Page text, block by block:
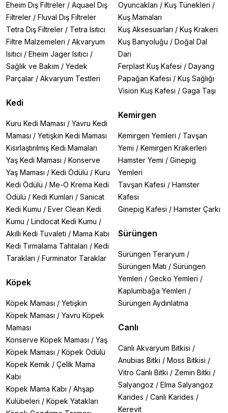
Eheim Dış Filtreler / Aquael Dış
Filtreler / Fluval Dış Filtreler
Tetra Dış Filtreler / Tetra Isıtıcı
Filtre Malzemeleri / Akvaryum
Isıtıcı / Eheim Jager Isıtıcı /
Sağlık ve Bakım / Yedek
Parçalar / Akvaryum Testleri
Kedi
Kuru Kedi Maması / Yavru Kedi
Maması / Yetişkin Kedi Maması
Kısırlaştırılmış Kedi Mamaları
Yaş Kedi Maması / Konserve
Yaş Maması / Kedi Ödülü / Kuru
Kedi Ödülü / Me-O Krema Kedi
Ödülü / Kedi Kumları / Sanicat
Kedi Kumu / Ever Clean Kedi
Kumu / Lindocat Kedi Kumu /
Akıllı Kedi Tuvaleti / Mama Kabı
Kedi Tırmalama Tahtaları / Kedi
Tarakları / Furminator Taraklar
Köpek
Köpek Maması / Yetişkin
Köpek Maması / Yavru Köpek
Maması
Konserve Köpek Maması / Yaş
Köpek Maması / Köpek Ödülü
Köpek Kemik / Çelik Mama
Kabı
Köpek Mama Kabı / Ahşap
Kulübeleri / Köpek Yatakları
Oyuncakları / Kuş Tünekleri /
Kuş Mamaları
Kuş Aksesuarları / Kuş Krakeri
Kuş Banyoluğu / Doğal Dal
Darı
Ferplast Kuş Kafesi / Dayang
Papağan Kafesi / Kuş Sağlığı
Vision Kuş Kafesi / Gaga Taşı
Kemirgen
Kemirgen Yemleri / Tavşan
Yemi / Kemirgen Krakerleri
Hamster Yemi / Ginepig
Yemleri
Tavşan Kafesi / Hamster
Kafesi
Ginepig Kafesi / Hamster Çarkı
Sürüngen
Sürüngen Teraryum /
Sürüngen Matı / Sürüngen
Yemleri / Gecko Yemleri /
Kaplumbağa Yemleri /
Sürüngen Aydınlatma
Canlı
Canlı Akvaryum Bitkisi /
Anubias Bitki / Moss Bitkisi /
Vitro Canlı Bitki / Zemin Bitki /
Salyangoz / Elma Salyangoz
Karides / Canlı Karides /
Kerevit